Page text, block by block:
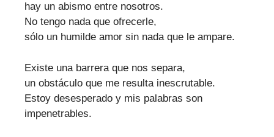
hay un abismo entre nosotros.
No tengo nada que ofrecerle,
sólo un humilde amor sin nada que le ampare.
Existe una barrera que nos separa,
un obstáculo que me resulta inescrutable.
Estoy desesperado y mis palabras son
impenetrables.